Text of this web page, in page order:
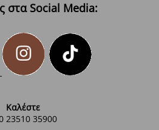
στα Social Media:
Καλέστε
23510 35900